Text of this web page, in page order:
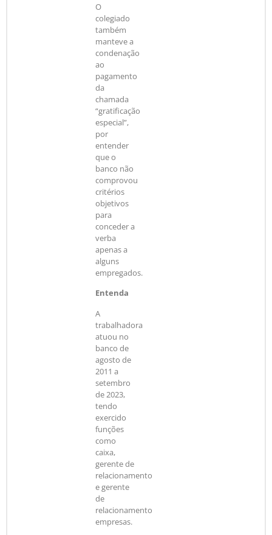
O
colegiado
também
manteve a
condenação
ao
pagamento
da
chamada
“gratificação
especial”,
por
entender
que o
banco não
comprovou
critérios
objetivos
para
conceder a
verba
apenas a
alguns
empregados.
Entenda
A
trabalhadora
atuou no
banco de
agosto de
2011 a
setembro
de 2023,
tendo
exercido
funções
como
caixa,
gerente de
relacionamento
e gerente
de
relacionamento
empresas.